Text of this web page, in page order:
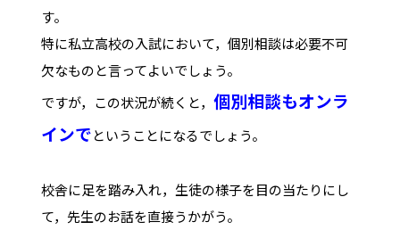
す。
特に私立高校の入試において，個別相談は必要不可
欠なものと言ってよいでしょう。
ですが，この状況が続くと， 個別相談もオンラ
インでということになるでしょう。
校舎に足を踏み入れ，生徒の様子を目の当たりにし
て，先生のお話を直接うかがう。